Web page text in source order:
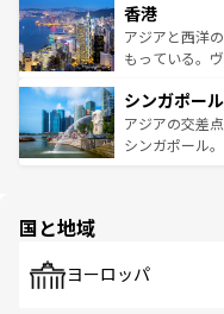
とつ。フォー
ひ現地で味わ
が旅行者を迎
参照してほしい
の活気が交差
帯で自然と触
いビーチでリ
激する。気候
が待っている
た文化、そし
香港
アジアと西洋
もっている。
み、どこを訪
ており、効率
うな絶景から
シンガポール
アジアの交差
シンガポール
で、ホーカー
国と地域
ヨーロッパ